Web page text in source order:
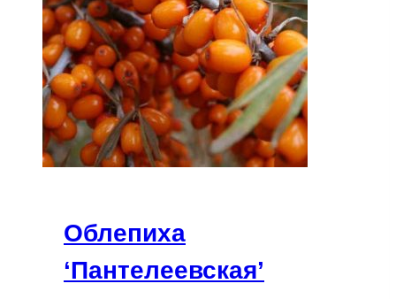
Облепиха
‘Пантелеевская’